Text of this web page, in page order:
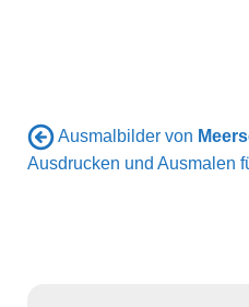
Ausmalbilder von
Ausdrucken und Ausmalen